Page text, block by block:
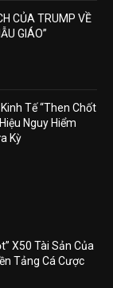
CỦA TRUMP VỀ
GIÁO”
Tế “Then Chốt
Nguy Hiểm
Kỳ
X50 Tài Sản Của
Tảng Cá Cược